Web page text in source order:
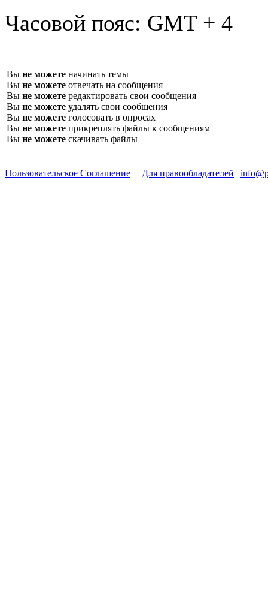
Часовой пояс: GMT + 4
Вы не можете начинать темы
Вы не можете отвечать на сообщения
Вы не можете редактировать свои сообщения
Вы не можете удалять свои сообщения
Вы не можете голосовать в опросах
Вы не можете прикреплять файлы к сообщениям
Вы не можете скачивать файлы
Пользовательское Соглашение | Для правообладателей |